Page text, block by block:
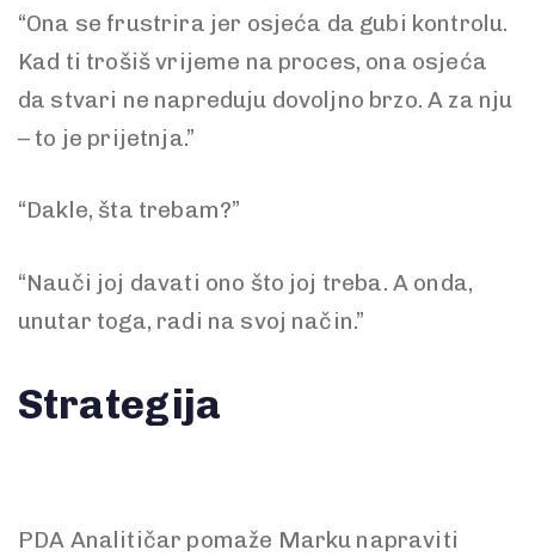
“Ona se frustrira jer osjeća da gubi kontrolu.
Kad ti trošiš vrijeme na proces, ona osjeća
da stvari ne napreduju dovoljno brzo. A za nju
– to je prijetnja.”
“Dakle, šta trebam?”
“Nauči joj davati ono što joj treba. A onda,
unutar toga, radi na svoj način.”
Strategija
PDA Analitičar pomaže Marku napraviti